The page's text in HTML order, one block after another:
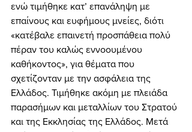
ενώ τιμήθηκε κατ’ επανάληψη με
επαίνους και ευφήμους μνείες, διότι
«κατέβαλε επαινετή προσπάθεια πολύ
πέραν του καλώς εννοουμένου
καθήκοντος», για θέματα που
σχετίζονταν με την ασφάλεια της
Ελλάδος. Τιμήθηκε ακόμη με πλειάδα
παρασήμων και μεταλλίων του Στρατού
και της Εκκλησίας της Ελλάδος. Μετά